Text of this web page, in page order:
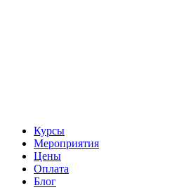
Курсы
Мероприятия
Цены
Оплата
Блог